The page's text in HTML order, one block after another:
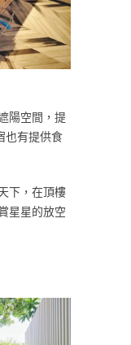
陽空間，提
也有提供食
下，在頂樓
星星的放空